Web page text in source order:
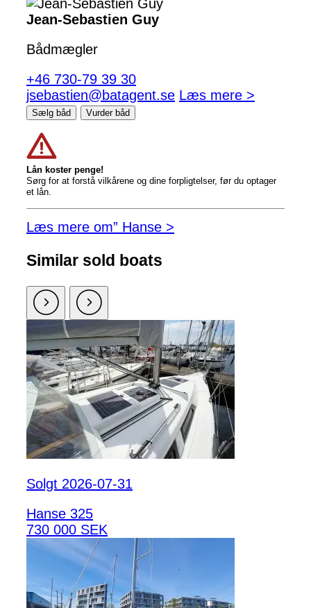
Jean-Sebastien Guy
Bådmægler
+46 730-79 39 30
jsebastien@batagent.se Læs mere >
Sælg båd Vurder båd
Lån koster penge!
Sørg for at forstå vilkårene og dine forpligtelser, før du optager
et lån.
Læs mere om” Hanse >
Similar sold boats
Solgt 2026-07-31
Hanse 325
730 000 SEK